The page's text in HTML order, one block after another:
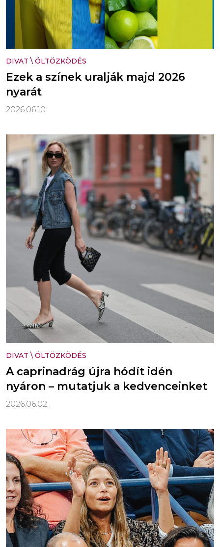
DIVAT \ ÖLTÖZKÖDÉS
Ezek a színek uralják majd 2026
nyarát
2026.06.10.
DIVAT \ ÖLTÖZKÖDÉS
A caprinadrág újra hódít idén
nyáron – mutatjuk a kedvenceinket
2026.06.02.